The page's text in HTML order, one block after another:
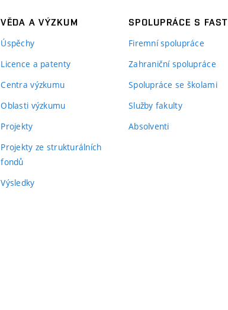
VĚDA A VÝZKUM
Úspěchy
Licence a patenty
Centra výzkumu
Oblasti výzkumu
Projekty
Projekty ze strukturálních
fondů
Výsledky
SPOLUPRÁCE S FAST
Firemní spolupráce
Zahraniční spolupráce
Spolupráce se školami
Služby fakulty
Absolventi